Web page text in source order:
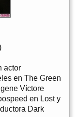
actor
en The Green
Víctore
en Lost y
Dark